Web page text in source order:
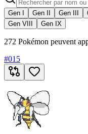
Gen I Gen II Gen III
Gen VIII
Gen IX
272 Pokémon peuvent
#015